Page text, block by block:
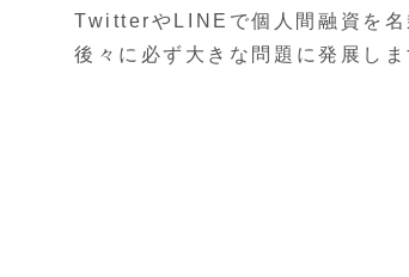
TwitterやLINEで個人間融資を名
後々に必ず大きな問題に発展しま